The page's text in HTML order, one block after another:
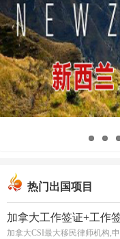
热门出国项目
加拿大工作签证+工作
加拿大CSI最大移民律师机构,